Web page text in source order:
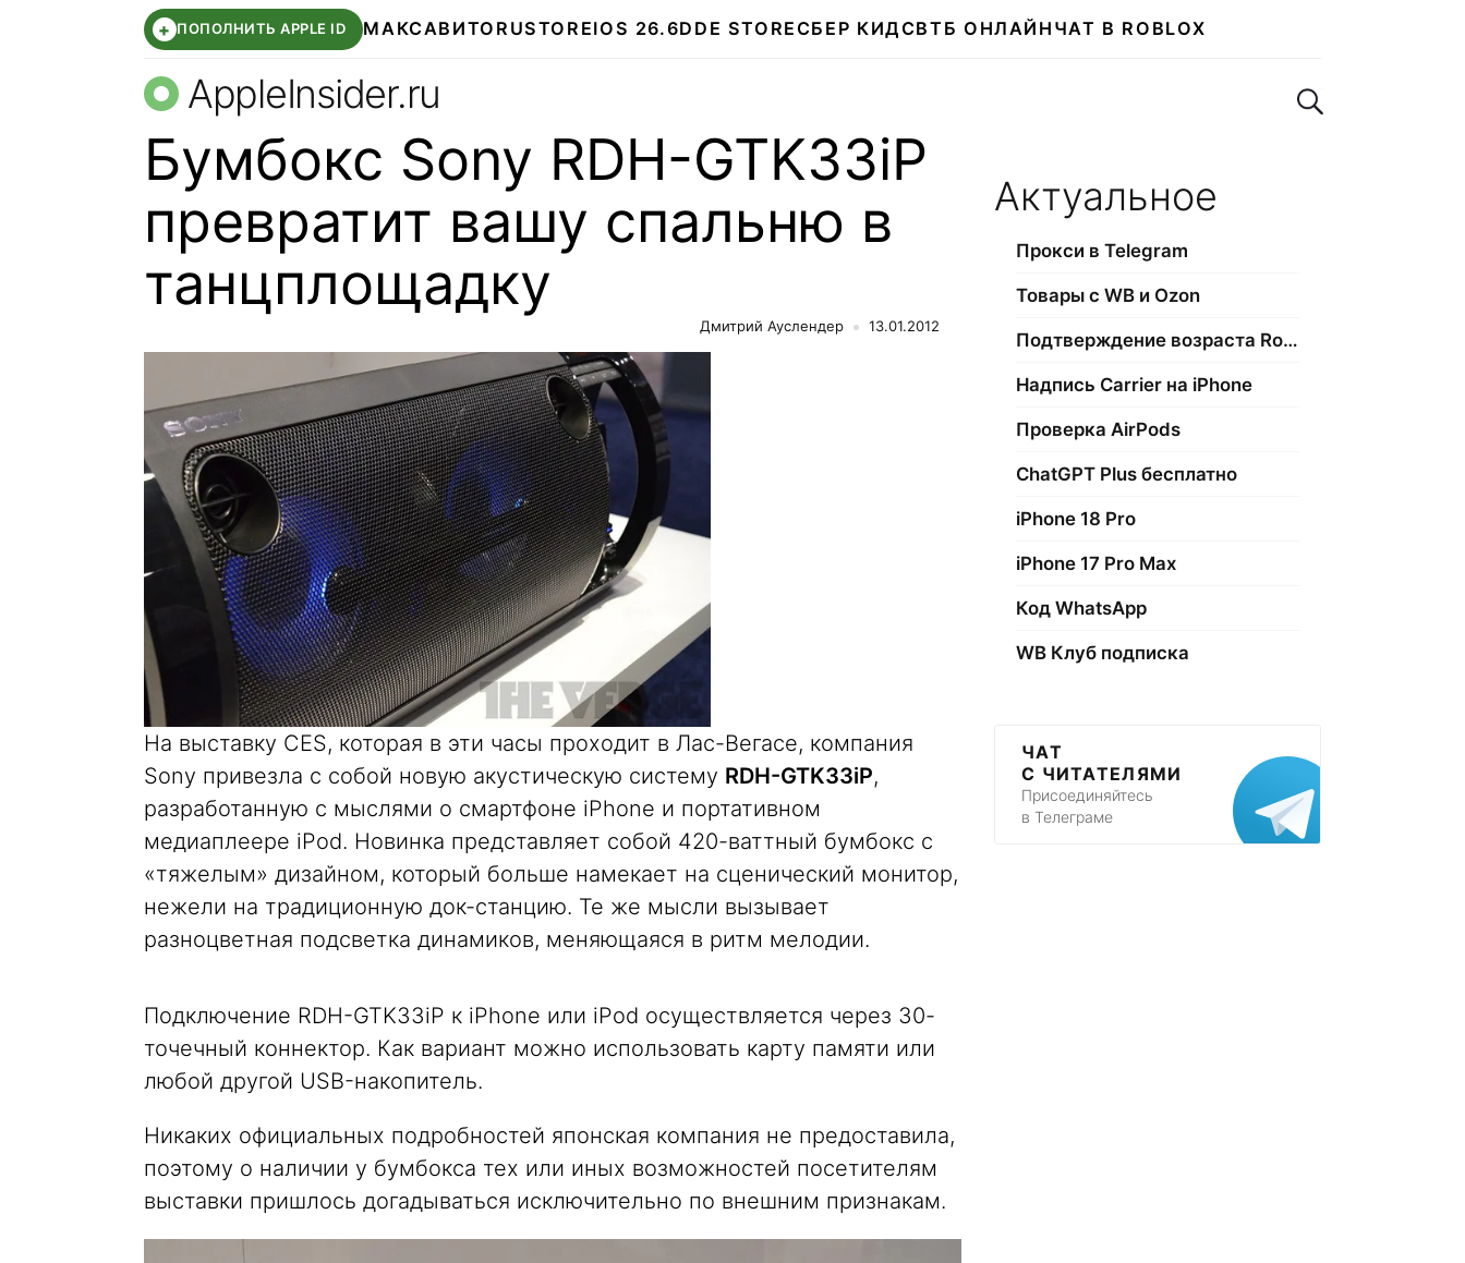
+ ПОПОЛНИТЬ APPLE ID МАКСАВИТО RUSTOREIOS 26.6DDE STORE СБЕР КИДСВТБ ОНЛАЙН ЧАТ В ROBLOX
AppleInsider.ru Поиск по сайту
Бумбокс Sony RDH-GTK33iP
превратит вашу спальню в
танцплощадку
Дмитрий Ауслендер 13.01.2012
На выставку CES, которая в эти часы проходит в Лас-Вегасе, компания
Sony привезла с собой новую акустическую систему RDH-GTK33iP,
разработанную с мыслями о смартфоне iPhone и портативном
медиаплеере iPod. Новинка представляет собой 420-ваттный бумбокс с
«тяжелым» дизайном, который больше намекает на сценический монитор,
нежели на традиционную док-станцию. Те же мысли вызывает
разноцветная подсветка динамиков, меняющаяся в ритм мелодии.
Подключение RDH-GTK33iP к iPhone или iPod осуществляется через 30-
точечный коннектор. Как вариант можно использовать карту памяти или
любой другой USB-накопитель.
Никаких официальных подробностей японская компания не предоставила,
поэтому о наличии у бумбокса тех или иных возможностей посетителям
выставки пришлось догадываться исключительно по внешним признакам.
Актуальное
Прокси в Telegram
Товары с WB и Ozon
Подтверждение возраста Roblox
Надпись Carrier на iPhone
Проверка AirPods
ChatGPT Plus бесплатно
iPhone 18 Pro
iPhone 17 Pro Max
Код WhatsApp
WB Клуб подписка
ЧАТ
С ЧИТАТЕЛЯМИ
Присоединяйтесь
в Телеграме